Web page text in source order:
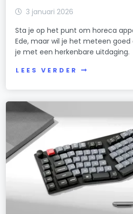
3 januari 2026
Sta je op het punt om horeca
Ede, maar wil je het meteen goed
je met een herkenbare uitdaging.
LEES VERDER